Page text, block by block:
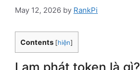
May 12, 2026 by RankPi
Contents [hiện]
Lạm phát token là gì?